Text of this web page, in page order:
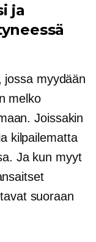
ja
jossa myydään
melko
Joissakin
kilpailematta
Ja kun myyt
suoraan